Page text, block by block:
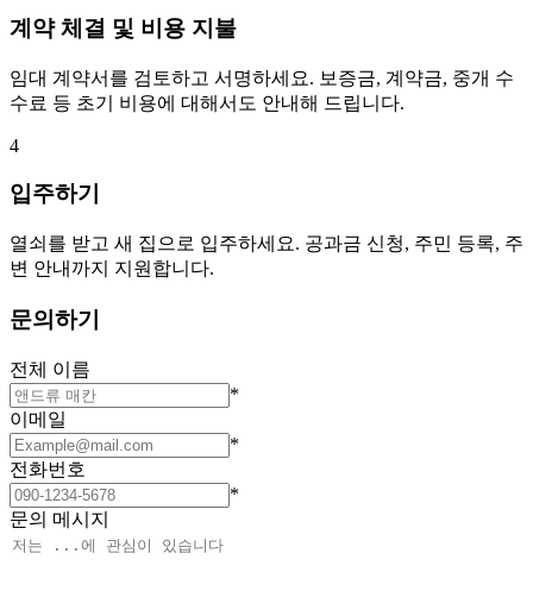
계약 체결 및 비용 지불
임대 계약서를 검토하고 서명하세요. 보증금, 계약금, 중개 수
수료 등 초기 비용에 대해서도 안내해 드립니다.
4
입주하기
열쇠를 받고 새 집으로 입주하세요. 공과금 신청, 주민 등록, 주
변 안내까지 지원합니다.
문의하기
전체 이름
*
이메일
*
전화번호
*
문의 메시지